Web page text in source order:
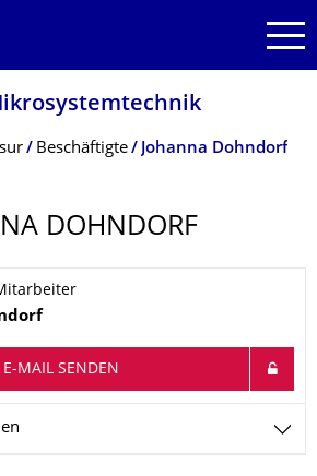
Beschäftigte Johanna Dohndorf
DOHNDORF
E-MAIL SENDEN